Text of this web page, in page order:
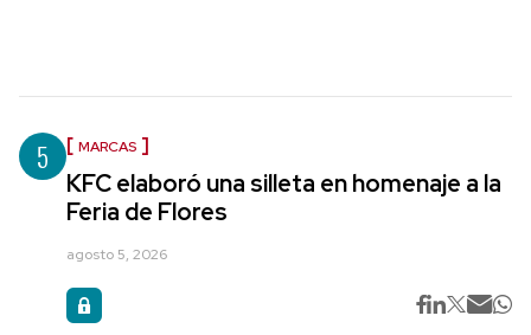
5 MARCAS
KFC elaboró una silleta en homenaje a la
Feria de Flores
agosto 5, 2026